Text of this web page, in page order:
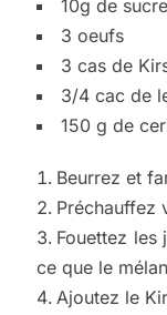
10g de
3 oeufs
3 cas de
3/4 cac de
150 g de
Beurrez et
Préchauffez
Fouettez les
ce que le
Ajoutez le